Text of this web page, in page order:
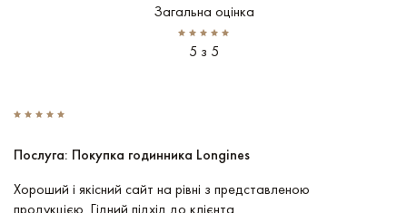
Загальна оцінка
5 з 5
Послуга: Покупка годинника Longines
Хороший і якісний сайт на рівні з представленою
продукцією. Гідний підхід до клієнта.